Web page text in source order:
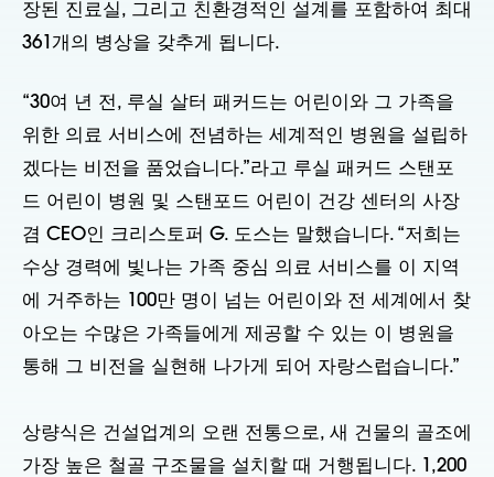
장된 진료실, 그리고 친환경적인 설계를 포함하여 최대
361개의 병상을 갖추게 됩니다.
“30여 년 전, 루실 살터 패커드는 어린이와 그 가족을
위한 의료 서비스에 전념하는 세계적인 병원을 설립하
겠다는 비전을 품었습니다.”라고 루실 패커드 스탠포
드 어린이 병원 및 스탠포드 어린이 건강 센터의 사장
겸 CEO인 크리스토퍼 G. 도스는 말했습니다. “저희는
수상 경력에 빛나는 가족 중심 의료 서비스를 이 지역
에 거주하는 100만 명이 넘는 어린이와 전 세계에서 찾
아오는 수많은 가족들에게 제공할 수 있는 이 병원을
통해 그 비전을 실현해 나가게 되어 자랑스럽습니다.”
상량식은 건설업계의 오랜 전통으로, 새 건물의 골조에
가장 높은 철골 구조물을 설치할 때 거행됩니다. 1,200